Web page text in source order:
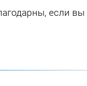
если вы